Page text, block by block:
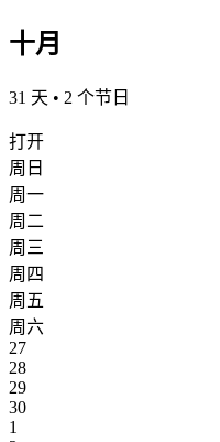
十月
31 天 • 2 个节日
打开
周日
周一
周二
周三
周四
周五
周六
27
28
29
30
1